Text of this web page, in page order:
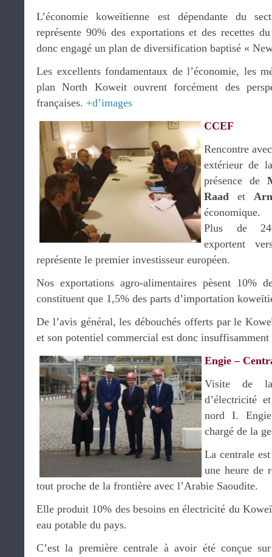
L’économie koweïtienne est dépendante du
représente 90% des exportations et des recettes
donc engagé un plan de diversification baptisé «
Les excellents fondamentaux de l’économie, les
plan North Koweit ouvrent forcément des
françaises. +d’images
CCEF
Rencontre
extérieur de
présence de
Raad et
économique.
Plus de
exportent
représente le premier investisseur européen.
Nos exportations agro-alimentaires pèsent 10%
constituent que 1,5% des parts d’importation
De l’avis général, les débouchés offerts par le
et son potentiel commercial est donc
Engie –
Visite de la
d’électricité
nord I.
chargé de la
La centrale
une heure de
tout proche de la frontière avec l’Arabie Saoudite.
Elle produit 10% des besoins en électricité du
eau potable du pays.
C’est la première centrale à avoir été conçue